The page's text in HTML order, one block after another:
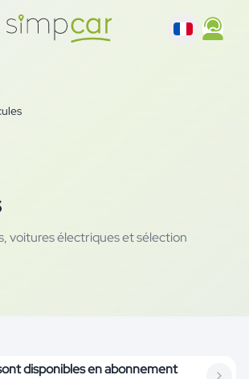
voitures électriques et sélection
disponibles en abonnement